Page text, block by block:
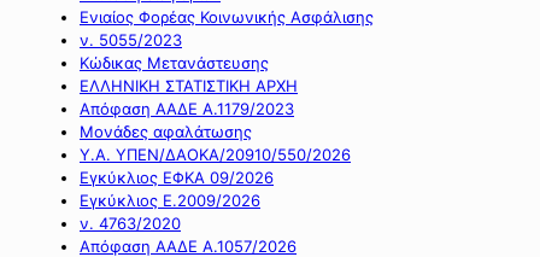
Ενιαίος Φορέας Κοινωνικής Ασφάλισης
ν. 5055/2023
Κώδικας Μετανάστευσης
ΕΛΛΗΝΙΚΗ ΣΤΑΤΙΣΤΙΚΗ ΑΡΧΗ
Απόφαση ΑΑΔΕ Α.1179/2023
Μονάδες αφαλάτωσης
Υ.Α. ΥΠΕΝ/ΔΑΟΚΑ/20910/550/2026
Εγκύκλιος ΕΦΚΑ 09/2026
Εγκύκλιος Ε.2009/2026
ν. 4763/2020
Απόφαση ΑΑΔΕ Α.1057/2026